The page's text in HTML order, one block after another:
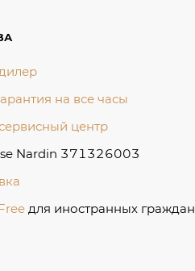
на все часы
центр
Nardin 371326003
для иностранных граждан